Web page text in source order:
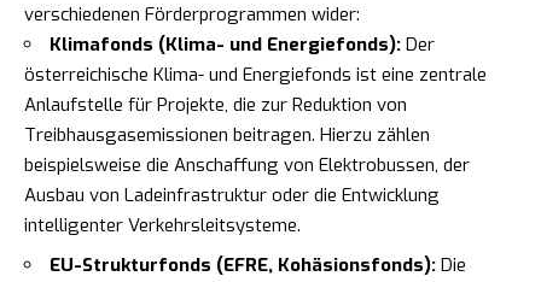
verschiedenen Förderprogrammen wider:
Klimafonds (Klima- und Energiefonds): Der
österreichische Klima- und Energiefonds ist eine zentrale
Anlaufstelle für Projekte, die zur Reduktion von
Treibhausgasemissionen beitragen. Hierzu zählen
beispielsweise die Anschaffung von Elektrobussen, der
Ausbau von Ladeinfrastruktur oder die Entwicklung
intelligenter Verkehrsleitsysteme.
EU-Strukturfonds (EFRE, Kohäsionsfonds): Die